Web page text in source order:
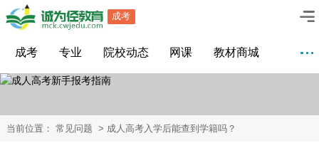
成考
成考 专业 院校动态 网课 教材商城
当前位置： 常见问题 > 成人高考入学后能查到学籍吗？